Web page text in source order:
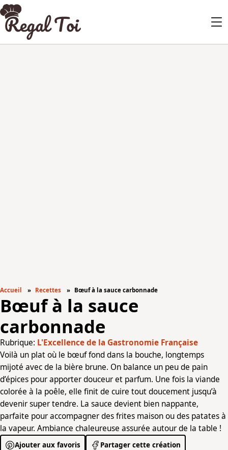
Accueil Recettes Bœuf à la sauce carbonnade
Bœuf à la sauce
carbonnade
Rubrique: L'Excellence de la Gastronomie Française
Voilà un plat où le bœuf fond dans la bouche, longtemps
mijoté avec de la bière brune. On balance un peu de pain
d’épices pour apporter douceur et parfum. Une fois la viande
colorée à la poêle, elle finit de cuire tout doucement jusqu’à
devenir super tendre. La sauce devient bien nappante,
parfaite pour accompagner des frites maison ou des patates à
la vapeur. Ambiance chaleureuse assurée autour de la table !
Ajouter aux favoris Partager cette création